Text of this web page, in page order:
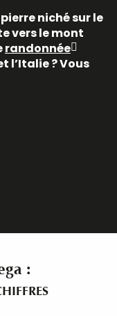
niché sur le
vers le mont
randonnée
l’Italie ? Vous
: